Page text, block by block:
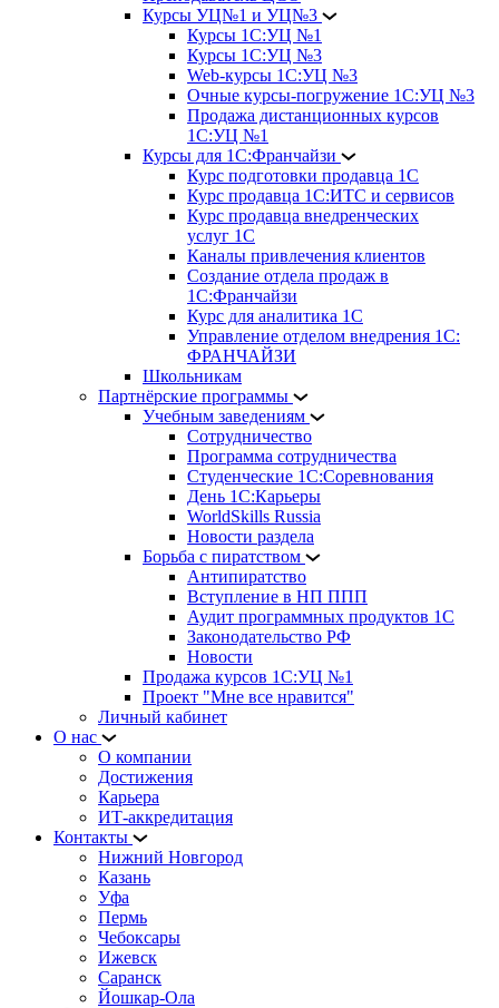
Курсы УЦ№1 и УЦ№3
Курсы 1С:УЦ №1
Курсы 1С:УЦ №3
Web-курсы 1С:УЦ №3
Очные курсы-погружение 1С:УЦ №3
Продажа дистанционных курсов
1С:УЦ №1
Курсы для 1С:Франчайзи
Курс подготовки продавца 1С
Курс продавца 1С:ИТС и сервисов
Курс продавца внедренческих
услуг 1С
Каналы привлечения клиентов
Создание отдела продаж в
1С:Франчайзи
Курс для аналитика 1С
Управление отделом внедрения 1С:
ФРАНЧАЙЗИ
Школьникам
Партнёрские программы
Учебным заведениям
Сотрудничество
Программа сотрудничества
Студенческие 1С:Соревнования
День 1С:Карьеры
WorldSkills Russia
Новости раздела
Борьба с пиратством
Антипиратство
Вступление в НП ППП
Аудит программных продуктов 1С
Законодательство РФ
Новости
Продажа курсов 1С:УЦ №1
Проект "Мне все нравится"
Личный кабинет
О нас
О компании
Достижения
Карьера
ИТ-аккредитация
Контакты
Нижний Новгород
Казань
Уфа
Пермь
Чебоксары
Ижевск
Саранск
Йошкар-Ола